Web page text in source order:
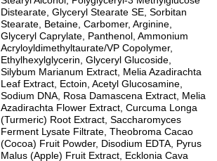
Distearate, Glyceryl Stearate SE, Sorbitan
Stearate, Betaine, Carbomer, Arginine,
Glyceryl Caprylate, Panthenol, Ammonium
Acryloyldimethyltaurate/VP Copolymer,
Ethylhexylglycerin, Glyceryl Glucoside,
Silybum Marianum Extract, Melia Azadirachta
Leaf Extract, Ectoin, Acetyl Glucosamine,
Sodium DNA, Rosa Damascena Extract, Melia
Azadirachta Flower Extract, Curcuma Longa
(Turmeric) Root Extract, Saccharomyces
Ferment Lysate Filtrate, Theobroma Cacao
(Cocoa) Fruit Powder, Disodium EDTA, Pyrus
Malus (Apple) Fruit Extract, Ecklonia Cava